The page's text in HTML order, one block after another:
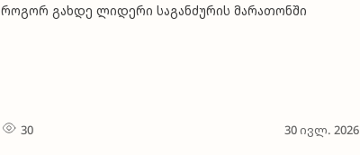
როგორ გახდე ლიდერი საგანძურის მარათონში
30 30 ივლ. 2026